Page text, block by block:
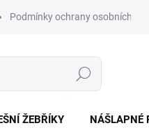
Podmínky ochrany osobních
Hledat
ŽEBŘÍKY NÁŠLAPNÉ